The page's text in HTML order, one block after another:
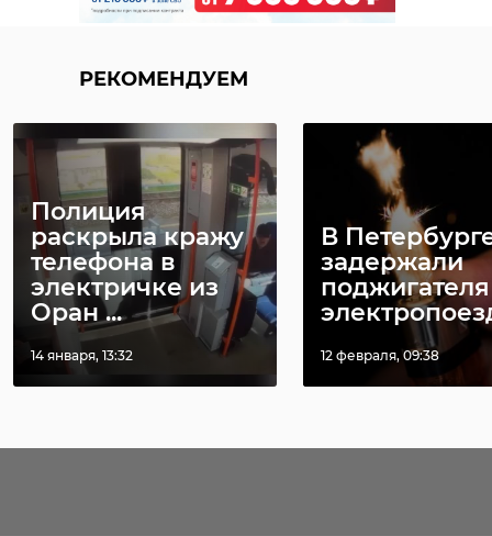
РЕКОМЕНДУЕМ
Полиция
раскрыла кражу
телефона в
электричке из
Оран ...
14 января, 13:32
В
задержали
поджигателя
12 февраля, 09:38